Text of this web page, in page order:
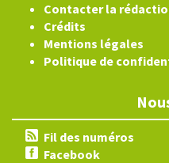
Contacter la
Crédits
Mentions légales
Politique de
Fil des numéros
Facebook